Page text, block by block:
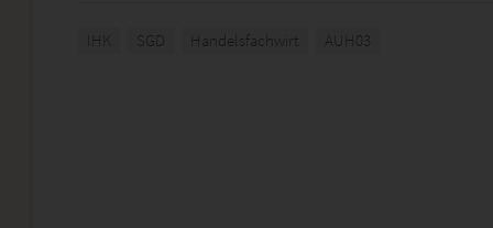
IHK SGD Handelsfachwirt AUH03